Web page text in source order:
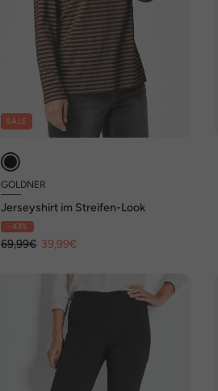
SALE
GOLDNER
Jerseyshirt im Streifen-Look
- 43%
69,99€ 39,99€